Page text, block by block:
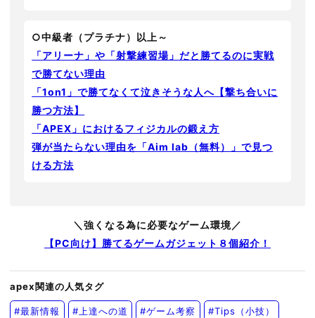
○中級者（プラチナ）以上～
「アリーナ」や「射撃練習場」だと勝てるのに実戦
で勝てない理由
「1on1」で勝てなくて泣きそうな人へ【撃ち合いに
勝つ方法】
「APEX」におけるフィジカルの鍛え方
弾が当たらない理由を「Aim lab（無料）」で見つ
ける方法
＼強くなる為に必要なゲーム環境／
【PC向け】勝てるゲームガジェット８個紹介！
apex関連の人気タグ
#最新情報 #上達への道 #ゲーム考察 #Tips（小技）